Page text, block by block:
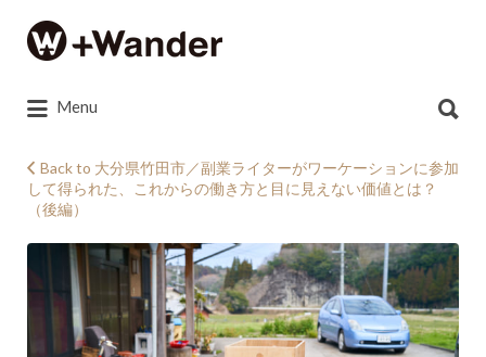
Search
for:
Menu
for:
+Wander_taketa_420
Back to 大分県竹田市／副業ライターがワーケーションに参加
して得られた、これからの働き方と目に見えない価値とは？
（後編）